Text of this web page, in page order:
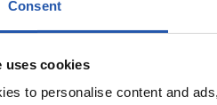
Consent
uses cookies
to personalise content and
nivel